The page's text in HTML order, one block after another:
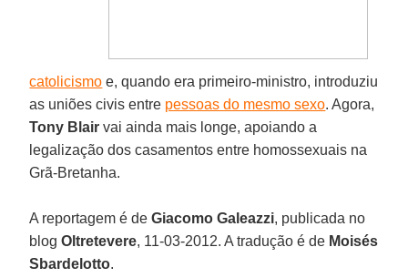
catolicismo e, quando era primeiro-ministro, introduziu
as uniões civis entre pessoas do mesmo sexo. Agora,
Tony Blairvai ainda mais longe, apoiando a
legalização dos casamentos entre homossexuais na
Grã-Bretanha.
A reportagem é deGiacomo Galeazzi, publicada no
blogOltretevere, 11-03-2012. A tradução é de Moisés
Sbardelotto.